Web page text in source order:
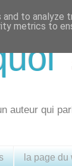
auteur qui
la page du
to analyze
metrics to